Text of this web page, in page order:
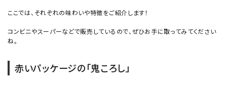
ここでは、それぞれの味わいや特徴をご紹介します！
コンビニやスーパーなどで販売しているので、ぜひお手に取ってみてください
ね。
赤いパッケージの「鬼ころし」